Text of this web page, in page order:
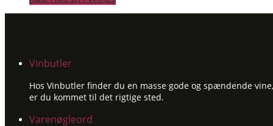
Vinbutler
Hos Vinbutler finder du en masse gode og spændende
er du kommet til det rigtige sted.
Varenøgleord